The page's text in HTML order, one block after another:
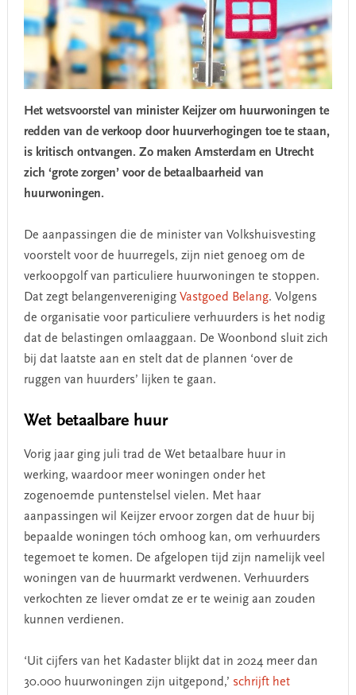
Het wetsvoorstel van minister Keijzer om huurwoningen te
redden van de verkoop door huurverhogingen toe te staan,
is kritisch ontvangen. Zo maken Amsterdam en Utrecht
zich ‘grote zorgen’ voor de betaalbaarheid van
huurwoningen.
De aanpassingen die de minister van Volkshuisvesting
voorstelt voor de huurregels, zijn niet genoeg om de
verkoopgolf van particuliere huurwoningen te stoppen.
Dat zegt belangenvereniging Vastgoed Belang. Volgens
de organisatie voor particuliere verhuurders is het nodig
dat de belastingen omlaaggaan. De Woonbond sluit zich
bij dat laatste aan en stelt dat de plannen ‘over de
ruggen van huurders’ lijken te gaan.
Wet betaalbare huur
Vorig jaar ging juli trad de Wet betaalbare huur in
werking, waardoor meer woningen onder het
zogenoemde puntenstelsel vielen. Met haar
aanpassingen wil Keijzer ervoor zorgen dat de huur bij
bepaalde woningen tóch omhoog kan, om verhuurders
tegemoet te komen. De afgelopen tijd zijn namelijk veel
woningen van de huurmarkt verdwenen. Verhuurders
verkochten ze liever omdat ze er te weinig aan zouden
kunnen verdienen.
‘Uit cijfers van het Kadaster blijkt dat in 2024 meer dan
30.000 huurwoningen zijn uitgepond,’ schrijft het